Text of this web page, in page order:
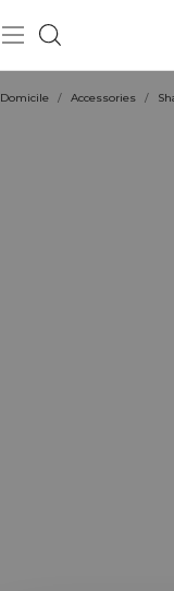
Domicile / Accessories /